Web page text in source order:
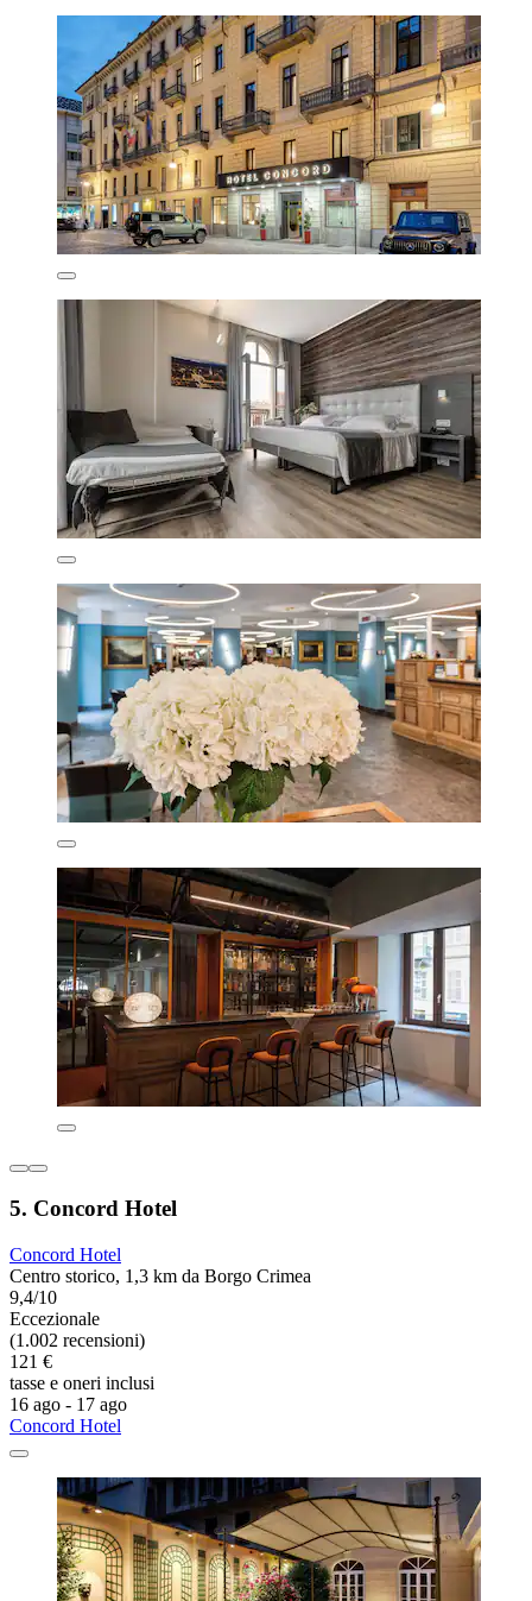
5. Concord Hotel
Concord Hotel
Centro storico, 1,3 km da Borgo Crimea
9,4/10
Eccezionale
(1.002 recensioni)
121 €
tasse e oneri inclusi
16 ago - 17 ago
Concord Hotel